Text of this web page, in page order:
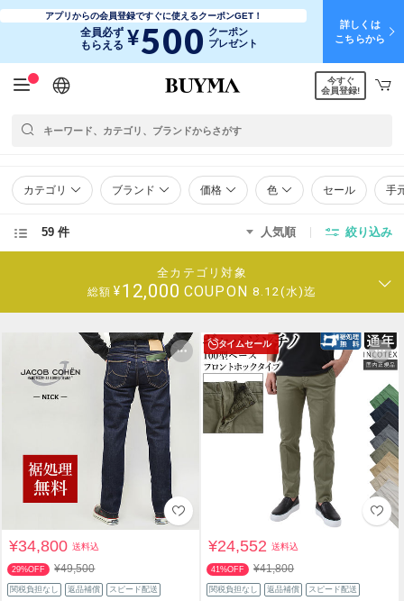
アプリからの会員登録ですぐに使えるクーポンGET！
全員必ず
もらえる ¥500 クーポン
プレゼント
詳しくは
こちらから
日本語
English
简体中文
繁體中文
今すぐ
会員登録!
カテゴリ ブランド 価格 色 セール 手
59 件 人気順 絞り込み
全カテゴリ対象
総額 ¥12,000 COUPON 8.12(水)迄
¥34,800送料込
29%OFF ¥49,500
関税負担なし 返品補償 スピード配送
タイムセール
¥24,552送料込
41%OFF ¥41,800
関税負担なし 返品補償 スピード配送